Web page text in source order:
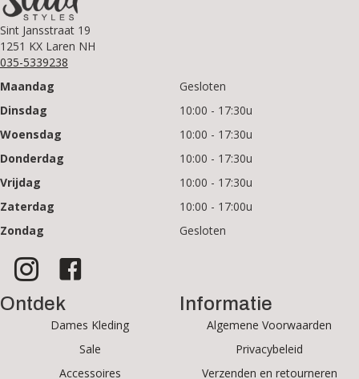
Sint Jansstraat 19
1251 KX Laren NH
035-5339238
Maandag
Gesloten
Dinsdag
10:00 - 17:30u
Woensdag
10:00 - 17:30u
Donderdag
10:00 - 17:30u
Vrijdag
10:00 - 17:30u
Zaterdag
10:00 - 17:00u
Zondag
Gesloten
Ontdek
Dames Kleding
Sale
Accessoires
Informatie
Algemene Voorwaarden
Privacybeleid
Verzenden en retourneren